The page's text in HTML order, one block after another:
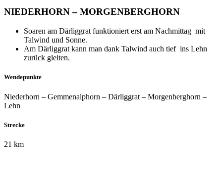
NIEDERHORN – MORGENBERGHORN
Soaren am Därliggrat funktioniert erst am Nachmittag mit
Talwind und Sonne.
Am Därliggrat kann man dank Talwind auch tief ins Lehn
zurück gleiten.
Wendepunkte
Niederhorn – Gemmenalphorn – Därliggrat – Morgenberghorn –
Lehn
Strecke
21 km